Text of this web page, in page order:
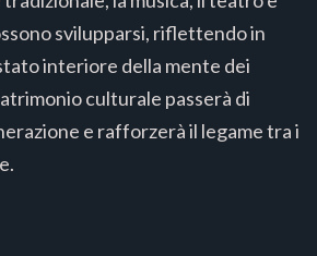
svilupparsi, riflettendo in
interiore della mente dei
culturale passerà di
e rafforzerà il legame tra i